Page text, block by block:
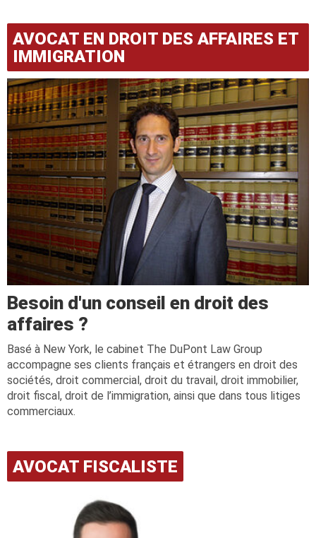
AVOCAT EN DROIT DES AFFAIRES ET
IMMIGRATION
Besoin d'un conseil en droit des
affaires ?
Basé à New York, le cabinet The DuPont Law Group
accompagne ses clients français et étrangers en droit des
sociétés, droit commercial, droit du travail, droit immobilier,
droit fiscal, droit de l’immigration, ainsi que dans tous litiges
commerciaux.
AVOCAT FISCALISTE